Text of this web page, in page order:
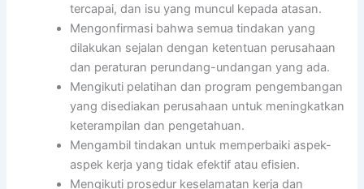
tercapai, dan isu yang muncul kepada atasan.
Mengonfirmasi bahwa semua tindakan yang
dilakukan sejalan dengan ketentuan perusahaan
dan peraturan perundang-undangan yang ada.
Mengikuti pelatihan dan program pengembangan
yang disediakan perusahaan untuk meningkatkan
keterampilan dan pengetahuan.
Mengambil tindakan untuk memperbaiki aspek-
aspek kerja yang tidak efektif atau efisien.
Mengikuti prosedur keselamatan kerja dan